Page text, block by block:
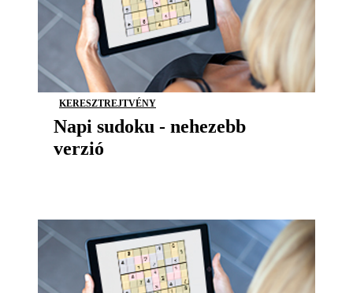
KERESZTREJTVÉNY
Napi sudoku - nehezebb
verzió